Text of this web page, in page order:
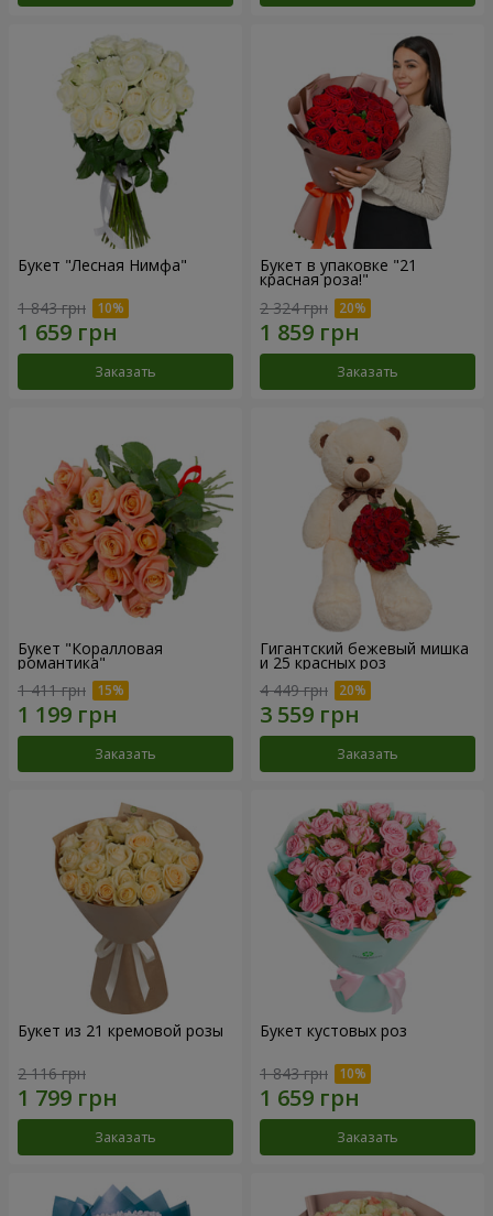
Букет "Лесная Нимфа"
1 843 грн
Заказать
Букет в упаковке "21
красная роза!"
2 324 грн
Заказать
Букет "Коралловая
романтика"
1 411 грн
Заказать
Гигантский бежевый мишка
и 25 красных роз
4 449 грн
Заказать
Букет из 21 кремовой розы
2 116 грн
Заказать
Букет кустовых роз
1 843 грн
Заказать